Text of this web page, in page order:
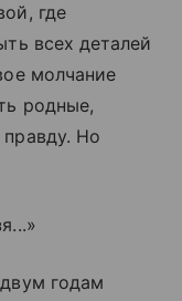
где
всех деталей
молчание
родные,
Но
годам